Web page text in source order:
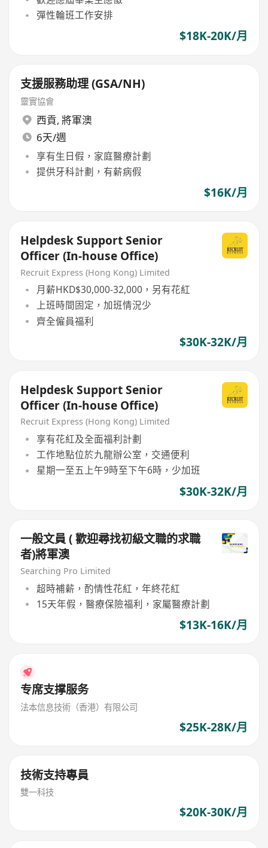
彈性輪班工作安排
$18K-20K/月
支援服務助理 (GSA/NH)
靈實協會
西貢, 將軍澳
6天/週
享有生日假，家庭醫療計劃
提供牙科計劃，有薪病假
$16K/月
Helpdesk Support Senior
Officer (In-house Office)
Recruit Express (Hong Kong) Limited
月薪HKD$30,000-32,000，另有花紅
上班時間固定，加班情況少
齊全僱員福利
$30K-32K/月
Helpdesk Support Senior
Officer (In-house Office)
Recruit Express (Hong Kong) Limited
享有花紅及全面福利計劃
工作地點位於九龍辦公室，交通便利
星期一至五上午9時至下午6時，少加班
$30K-32K/月
一般文員 ( 歡迎尋找初級文職的求職
者)將軍澳
Searching Pro Limited
超時補薪，酌情性花紅，年終花紅
15天年假，醫療保險福利，家屬醫療計劃
$13K-16K/月
专席支撑服务
法本信息技術（香港）有限公司
$25K-28K/月
技術支持專員
雙一科技
$20K-30K/月